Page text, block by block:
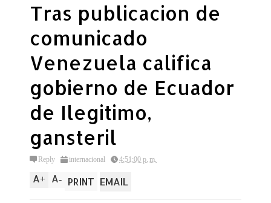
Tras publicacion de
comunicado
Venezuela califica
gobierno de Ecuador
de Ilegitimo,
gansteril
Reply internacional 4:51:00 p. m.
A+ A- PRINT EMAIL